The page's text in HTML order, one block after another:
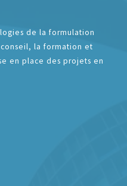
de la formulation
la formation et
en place des projets en